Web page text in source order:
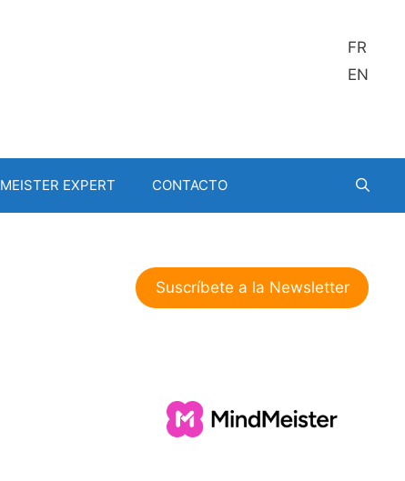
FR
EN
MEISTER EXPERT CONTACTO
Suscríbete a la Newsletter